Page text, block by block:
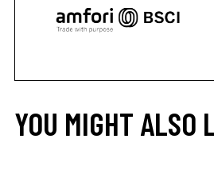
YOU MIGHT ALSO